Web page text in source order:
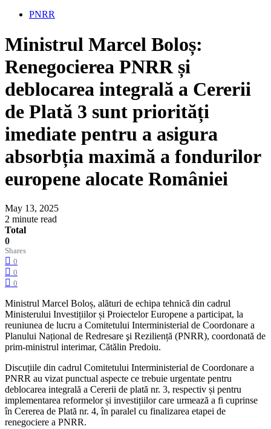
PNRR
Ministrul Marcel Boloș:
Renegocierea PNRR și
deblocarea integrală a Cererii
de Plată 3 sunt priorități
imediate pentru a asigura
absorbția maximă a fondurilor
europene alocate României
May 13, 2025
2 minute read
Total
0
Shares
0
0
0
Ministrul Marcel Boloș, alături de echipa tehnică din cadrul
Ministerului Investițiilor și Proiectelor Europene a participat, la
reuniunea de lucru a Comitetului Interministerial de Coordonare a
Planului Național de Redresare şi Reziliență (PNRR), coordonată de
prim-ministrul interimar, Cătălin Predoiu.
Discuțiile din cadrul Comitetului Interministerial de Coordonare a
PNRR au vizat punctual aspecte ce trebuie urgentate pentru
deblocarea integrală a Cererii de plată nr. 3, respectiv și pentru
implementarea reformelor și investițiilor care urmează a fi cuprinse
în Cererea de Plată nr. 4, în paralel cu finalizarea etapei de
renegociere a PNRR.